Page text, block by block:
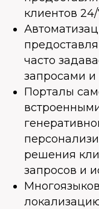
клиентов 24/
часто
запросами и
Порталы
решения
запросов и